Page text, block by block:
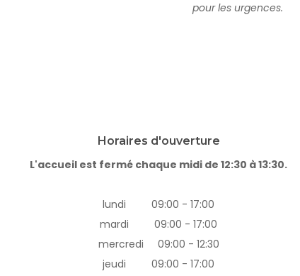
pour les urgences.
Horaires d'ouverture
L'accueil est fermé chaque midi de 12:30 à 13:30.
lundi 09:00 - 17:00
mardi 09:00 - 17:00
mercredi 09:00 - 12:30
jeudi 09:00 - 17:00